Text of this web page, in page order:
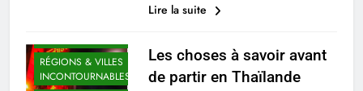
Lire la suite
RÉGIONS & VILLES
INCONTOURNABLES
Les choses à savoir avant
de partir en Thaïlande